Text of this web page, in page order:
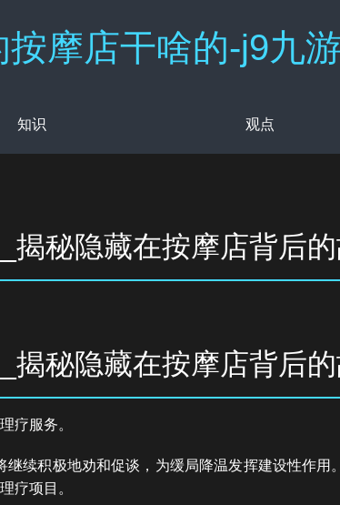
摩店干啥的-j9九
知识 观点
揭秘隐藏在按摩店背后
揭秘隐藏在按摩店背后
疗服务。
续积极地劝和促谈，为缓局降温发挥建设性作用
疗项目。